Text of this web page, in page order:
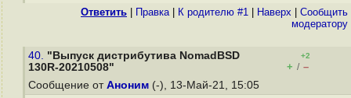
Ответить Правка| К родителю #1 Наверх
Cообщить
модератору
40. "Выпуск дистрибутива NomadBSD
130R-20210508"
+2
+ / –
Сообщение от Аноним (-), 13-Май-21, 15:05